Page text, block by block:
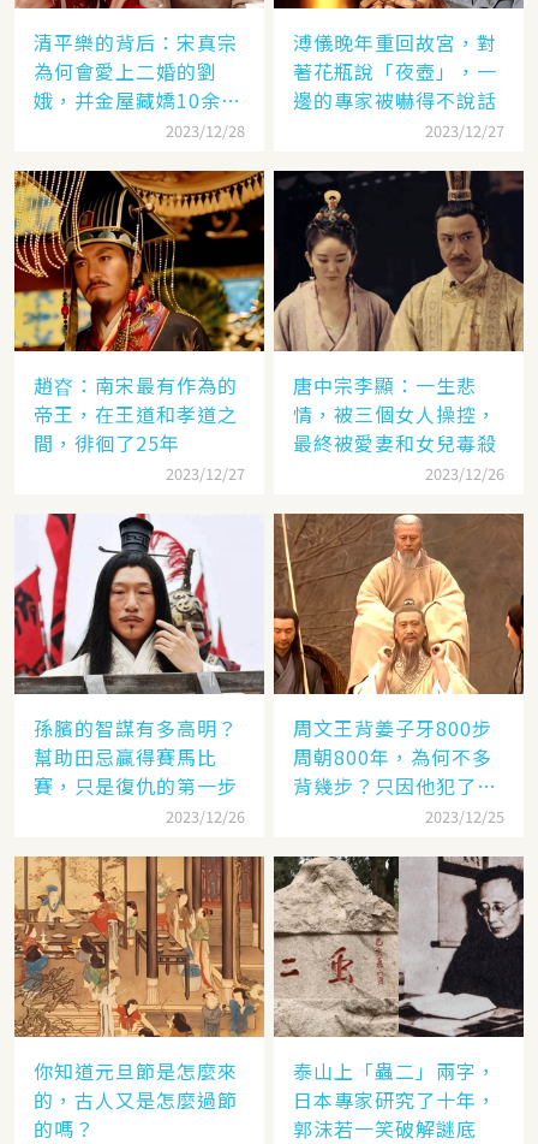
清平樂的背后：宋真宗
為何會愛上二婚的劉
娥，并金屋藏嬌10余
2023/12/28
溥儀晚年重回故宮，對
著花瓶說「夜壺」，一
邊的專家被嚇得不說話
2023/12/27
趙昚：南宋最有作為的
帝王，在王道和孝道之
間，徘徊了25年
2023/12/27
唐中宗李顯：一生悲
情，被三個女人操控，
最終被愛妻和女兒毒殺
2023/12/26
孫臏的智謀有多高明？
幫助田忌贏得賽馬比
賽，只是復仇的第一步
2023/12/26
周文王背姜子牙800步
周朝800年，為何不多
背幾步？只因他犯了個
2023/12/25
你知道元旦節是怎麼來
的，古人又是怎麼過節
的嗎？
泰山上「蟲二」兩字，
日本專家研究了十年，
郭沫若一笑破解謎底